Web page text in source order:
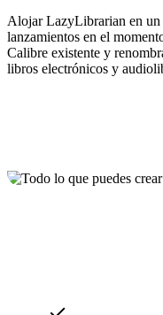
Alojar LazyLibrarian en un
lanzamientos en el
Calibre existente y
libros electrónicos y